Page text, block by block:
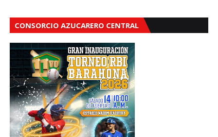
CONSORCIO AZUCARERO CENTRAL